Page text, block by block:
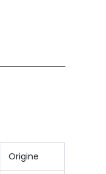
Origine